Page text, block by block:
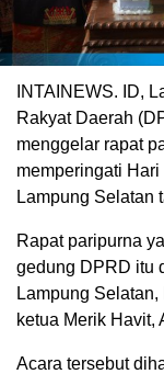
INTAINEWS. ID,
Rakyat Daerah
menggelar rapat
memperingati
Lampung Selatan
Rapat paripurna
gedung DPRD itu
Lampung
ketua Merik Havit,
Acara tersebut